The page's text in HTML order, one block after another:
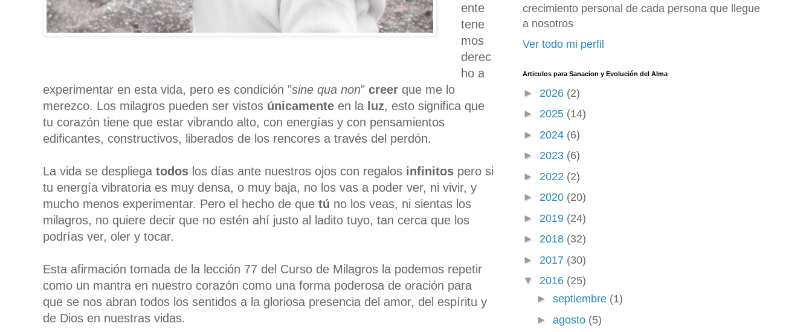
ente
tene
mos
derec
ho a
experimentar en esta vida, pero es condición "sine qua non" creer que me lo
merezco. Los milagros pueden ser vistos únicamente en la luz, esto significa que
tu corazón tiene que estar vibrando alto, con energías y con pensamientos
edificantes, constructivos, liberados de los rencores a través del perdón.
La vida se despliega todos los días ante nuestros ojos con regalos infinitos pero si
tu energía vibratoria es muy densa, o muy baja, no los vas a poder ver, ni vivir, y
mucho menos experimentar. Pero el hecho de que tú no los veas, ni sientas los
milagros, no quiere decir que no estén ahí justo al ladito tuyo, tan cerca que los
podrías ver, oler y tocar.
Esta afirmación tomada de la lección 77 del Curso de Milagros la podemos repetir
como un mantra en nuestro corazón como una forma poderosa de oración para
que se nos abran todos los sentidos a la gloriosa presencia del amor, del espíritu y
de Dios en nuestras vidas.
crecimiento personal de cada persona que llegue
a nosotros
Ver todo mi perfil
Articulos para Sanacion y Evolución del Alma
► 2026 (2)
► 2025 (14)
► 2024 (6)
► 2023 (6)
► 2022 (2)
► 2020 (20)
► 2019 (24)
► 2018 (32)
► 2017 (30)
▼ 2016 (25)
► septiembre (1)
► agosto (5)